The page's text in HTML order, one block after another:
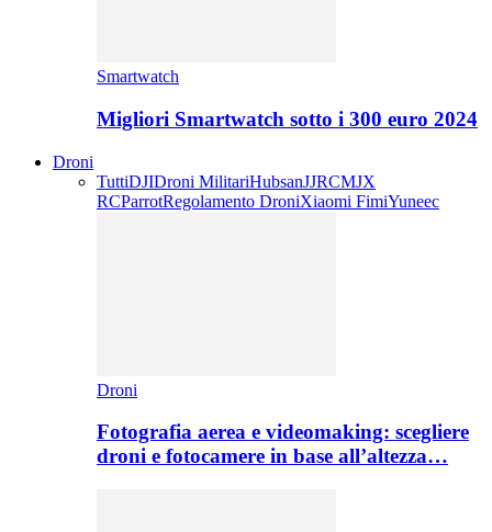
Smartwatch
Migliori Smartwatch sotto i 300 euro 2024
Droni
TuttiDJIDroni MilitariHubsanJJRCMJX
RCParrotRegolamento DroniXiaomi FimiYuneec
Droni
Fotografia aerea e videomaking: scegliere
droni e fotocamere in base all’altezza…